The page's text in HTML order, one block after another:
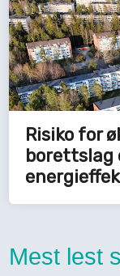
Risiko for
borettslag
Mest lest